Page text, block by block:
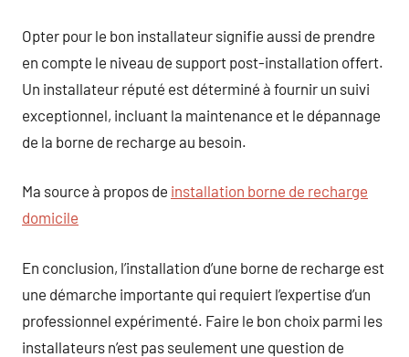
Opter pour le bon installateur signifie aussi de prendre
en compte le niveau de support post-installation offert.
Un installateur réputé est déterminé à fournir un suivi
exceptionnel, incluant la maintenance et le dépannage
de la borne de recharge au besoin.
Ma source à propos de installation borne de recharge
domicile
En conclusion, l’installation d’une borne de recharge est
une démarche importante qui requiert l’expertise d’un
professionnel expérimenté. Faire le bon choix parmi les
installateurs n’est pas seulement une question de